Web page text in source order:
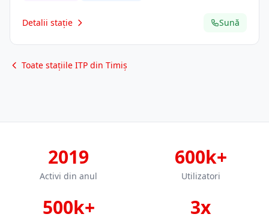
Detalii stație Sună
Toate stațiile ITP din Timiș
2019
Activi din anul
600k+
Utilizatori
500k+ 3x